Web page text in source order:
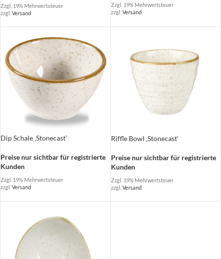
Zzgl. 19% Mehrwertsteuer
zzgl. Versand
Zzgl. 19% Mehrwertsteuer
zzgl. Versand
Dip Schale ‚Stonecast‘
Preise nur sichtbar für registrierte
Kunden
Zzgl. 19% Mehrwertsteuer
zzgl. Versand
Riffle Bowl ‚Stonecast‘
Preise nur sichtbar für registrierte
Kunden
Zzgl. 19% Mehrwertsteuer
zzgl. Versand